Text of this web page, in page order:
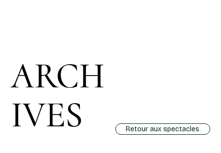
ARCH
IVES
Retour aux spectacles